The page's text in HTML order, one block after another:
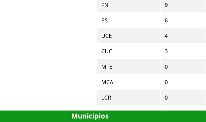
FN 9
PS 6
UCE 4
CUC 3
MFE 0
MCA 0
LCR 0
Municipios